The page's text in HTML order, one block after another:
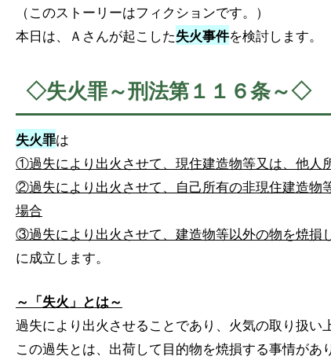
（このストーリーはフィクションです。）
本日は、Ａさんが起こした失火事件を検討します。
◇失火罪～刑法第１１６条～◇
失火罪は
①過失により出火させて、現住建造物等又は、他人
②過失により出火させて、自己所有の非現住建造物
場合
③過失により出火させて、建造物等以外の物を焼損
に成立します。
～「失火」とは～
過失により出火させることであり、火気の取り扱い
この過失とは、出荷して目的物を焼損する事情が